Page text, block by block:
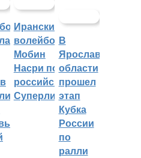
Иранский
волейболист
Мобин
Насри покинет
российскую
Суперлигу
В
Ярославской
области
прошел
этап
Кубка
России
по
ралли